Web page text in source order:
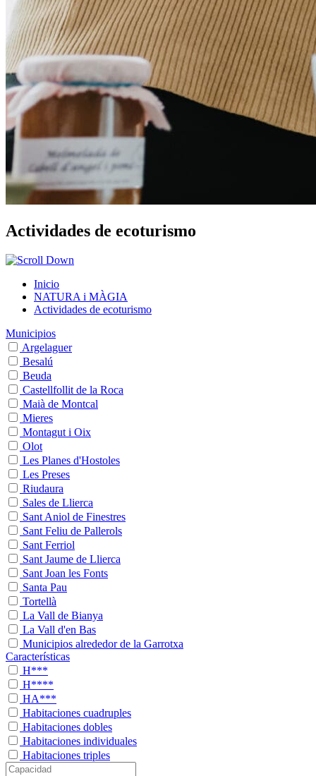
Actividades de ecoturismo
Inicio
NATURA i MÀGIA
Actividades de ecoturismo
Municipios
Argelaguer
Besalú
Beuda
Castellfollit de la Roca
Maià de Montcal
Mieres
Montagut i Oix
Olot
Les Planes d'Hostoles
Les Preses
Riudaura
Sales de Llierca
Sant Aniol de Finestres
Sant Feliu de Pallerols
Sant Ferriol
Sant Jaume de Llierca
Sant Joan les Fonts
Santa Pau
Tortellà
La Vall de Bianya
La Vall d'en Bas
Municipios alrededor de la Garrotxa
Características
H***
H****
HA***
Habitaciones cuadruples
Habitaciones dobles
Habitaciones individuales
Habitaciones triples